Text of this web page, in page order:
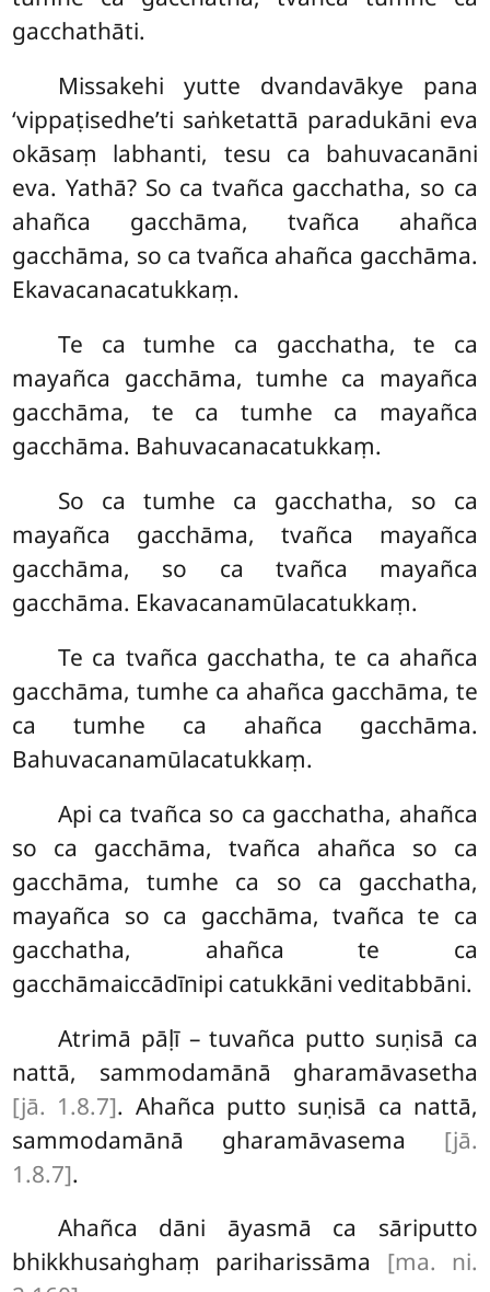
gacchathāti.
Missakehi yutte dvandavākye pana
‘vippaṭisedhe’ti saṅketattā paradukāni eva
okāsaṃ labhanti, tesu ca bahuvacanāni
eva. Yathā? So ca tvañca gacchatha, so ca
ahañca gacchāma, tvañca ahañca
gacchāma, so ca tvañca ahañca gacchāma.
Ekavacanacatukkaṃ.
Te ca tumhe ca gacchatha, te ca
mayañca gacchāma, tumhe ca mayañca
gacchāma, te ca tumhe ca mayañca
gacchāma. Bahuvacanacatukkaṃ.
So ca tumhe ca gacchatha, so ca
mayañca gacchāma, tvañca mayañca
gacchāma, so ca tvañca mayañca
gacchāma. Ekavacanamūlacatukkaṃ.
Te ca tvañca gacchatha, te ca ahañca
gacchāma, tumhe ca ahañca gacchāma, te
ca tumhe ca ahañca gacchāma.
Bahuvacanamūlacatukkaṃ.
Api ca tvañca so ca gacchatha, ahañca
so ca gacchāma, tvañca ahañca so ca
gacchāma, tumhe ca so ca gacchatha,
mayañca so ca gacchāma, tvañca te ca
gacchatha, ahañca te ca
gacchāmaiccādīnipi catukkāni veditabbāni.
Atrimā pāḷī – tuvañca putto suṇisā ca
nattā, sammodamānā gharamāvasetha
[jā. 1.8.7]. Ahañca putto suṇisā ca nattā,
sammodamānā gharamāvasema [jā.
1.8.7].
Ahañca dāni āyasmā ca sāriputto
bhikkhusaṅghaṃ pariharissāma [ma. ni.